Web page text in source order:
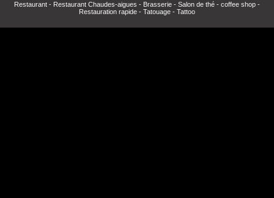
Restaurant - Restaurant Chaudes-aigues - Brasserie - Salon de thé - coffee shop -
Restauration rapide - Tatouage - Tattoo